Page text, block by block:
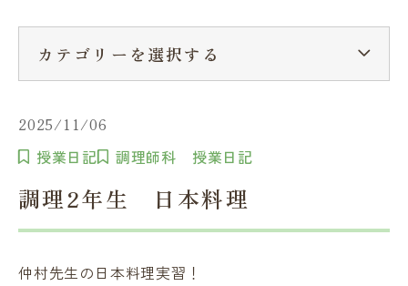
卒業生の方へ在学生へ一般の方へ（教室・講習会）
2025/11/06
授業日記 調理師科 授業日記
調理2年生 日本料理
仲村先生の日本料理実習！
カテゴリーを選択する